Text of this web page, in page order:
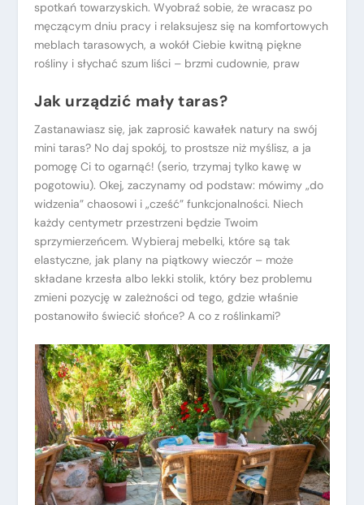
spotkań towarzyskich. Wyobraź sobie, że wracasz po
męczącym dniu pracy i relaksujesz się na komfortowych
meblach tarasowych, a wokół Ciebie kwitną piękne
rośliny i słychać szum liści – brzmi cudownie, praw
Jak urządzić mały taras?
Zastanawiasz się, jak zaprosić kawałek natury na swój
mini taras? No daj spokój, to prostsze niż myślisz, a ja
pomogę Ci to ogarnąć! (serio, trzymaj tylko kawę w
pogotowiu). Okej, zaczynamy od podstaw: mówimy „do
widzenia” chaosowi i „cześć” funkcjonalności. Niech
każdy centymetr przestrzeni będzie Twoim
sprzymierzeńcem. Wybieraj mebelki, które są tak
elastyczne, jak plany na piątkowy wieczór – może
składane krzesła albo lekki stolik, który bez problemu
zmieni pozycję w zależności od tego, gdzie właśnie
postanowiło świecić słońce? A co z roślinkami?